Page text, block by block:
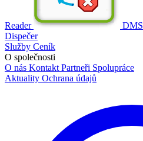
Reader
DMS
Dispečer
Služby Ceník
O společnosti
O nás Kontakt Partneři Spolupráce
Aktuality Ochrana údajů